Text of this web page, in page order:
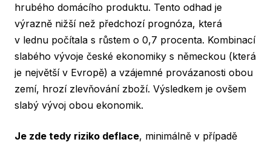
hrubého domácího produktu. Tento odhad je
výrazně nižší než předchozí prognóza, která
v lednu počítala s růstem o 0,7 procenta. Kombinací
slabého vývoje české ekonomiky s německou (která
je největší v Evropě) a vzájemné provázanosti obou
zemí, hrozí zlevňování zboží. Výsledkem je ovšem
slabý vývoj obou ekonomik.
Je zde tedy riziko deflace, minimálně v případě